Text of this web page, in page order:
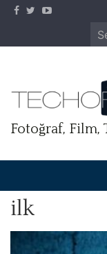
Skip
Fotoğraf, Film,
ilk